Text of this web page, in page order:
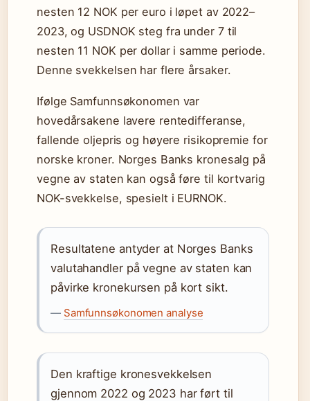
nesten 12 NOK per euro i løpet av 2022–
2023, og USDNOK steg fra under 7 til
nesten 11 NOK per dollar i samme periode.
Denne svekkelsen har flere årsaker.
Ifølge Samfunnsøkonomen var
hovedårsakene lavere rentedifferanse,
fallende oljepris og høyere risikopremie for
norske kroner. Norges Banks kronesalg på
vegne av staten kan også føre til kortvarig
NOK-svekkelse, spesielt i EURNOK.
Resultatene antyder at Norges Banks
valutahandler på vegne av staten kan
påvirke kronekursen på kort sikt.
— Samfunnsøkonomen analyse
Den kraftige kronesvekkelsen
gjennom 2022 og 2023 har ført til